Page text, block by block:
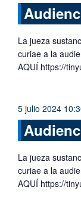
La jueza
curiae a la
AQUÍ https://
5 julio 2024
La jueza
curiae a la
AQUÍ https://